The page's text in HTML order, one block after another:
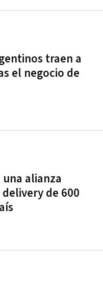
traen a
el negocio de
una alianza
de 600